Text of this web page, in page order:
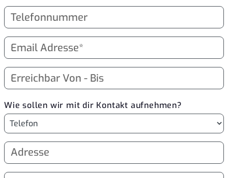
Wie sollen wir mit dir Kontakt aufnehmen?